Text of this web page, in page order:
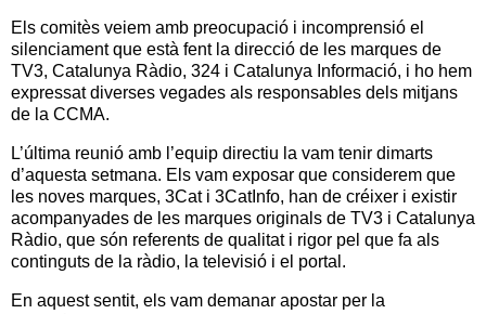
Els comitès veiem amb preocupació i incomprensió el
silenciament que està fent la direcció de les marques de
TV3, Catalunya Ràdio, 324 i Catalunya Informació, i ho hem
expressat diverses vegades als responsables dels mitjans
de la CCMA.
L’última reunió amb l’equip directiu la vam tenir dimarts
d’aquesta setmana. Els vam exposar que considerem que
les noves marques, 3Cat i 3CatInfo, han de créixer i existir
acompanyades de les marques originals de TV3 i Catalunya
Ràdio, que són referents de qualitat i rigor pel que fa als
continguts de la ràdio, la televisió i el portal.
En aquest sentit, els vam demanar apostar per la